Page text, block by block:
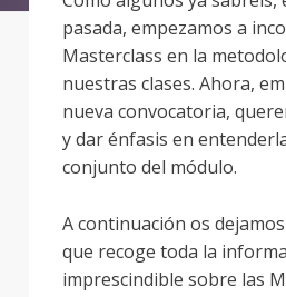
pasada, empezamos a
Masterclass en la
nuestras clases. Ahora,
nueva convocatoria,
y dar énfasis en
conjunto del módulo.
A continuación os
que recoge toda la
imprescindible sobre las